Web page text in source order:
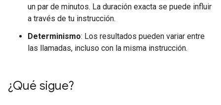
un par de minutos. La duración exacta se puede influir
a través de tu instrucción.
Determinismo: Los resultados pueden variar entre
las llamadas, incluso con la misma instrucción.
¿Qué sigue?